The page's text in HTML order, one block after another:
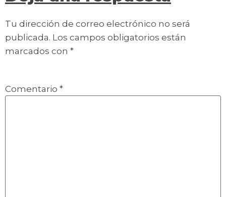
Tu dirección de correo electrónico no será
publicada. Los campos obligatorios están
marcados con *
Comentario *